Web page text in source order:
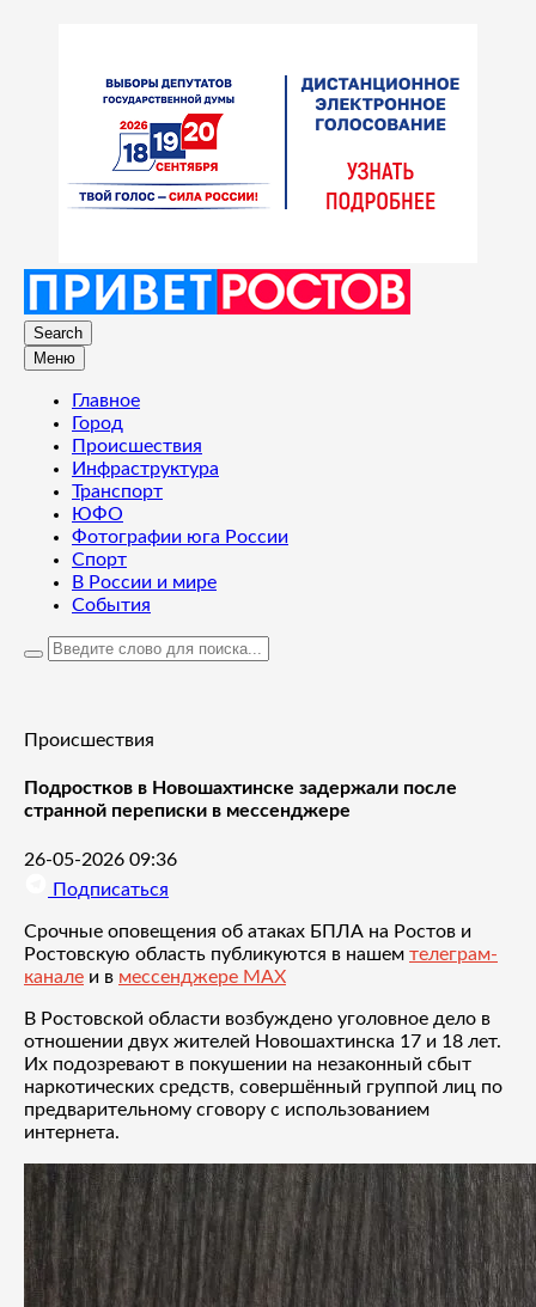
Search
Меню
Главное
Город
Происшествия
Инфраструктура
Транспорт
ЮФО
Фотографии юга России
Спорт
В России и мире
События
Происшествия
Подростков в Новошахтинске задержали после
странной переписки в мессенджере
26-05-2026 09:36
Подписаться
Срочные оповещения об атаках БПЛА на Ростов и
Ростовскую область публикуются в нашем телеграм-
канале и в мессенджере MAX
В Ростовской области возбуждено уголовное дело в
отношении двух жителей Новошахтинска 17 и 18 лет.
Их подозревают в покушении на незаконный сбыт
наркотических средств, совершённый группой лиц по
предварительному сговору с использованием
интернета.